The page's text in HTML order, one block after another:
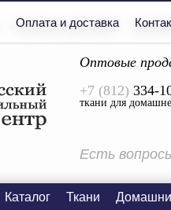
Оплата и доставка
Оптовые
+7 (812) 334-
ткани для
Есть
Каталог Ткани